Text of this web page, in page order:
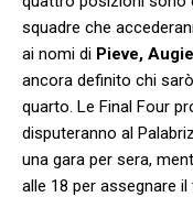
squadre che
ai nomi di Pieve,
ancora definito chi
quarto. Le Final Four
disputeranno al
una gara per sera,
alle 18 per assegnare